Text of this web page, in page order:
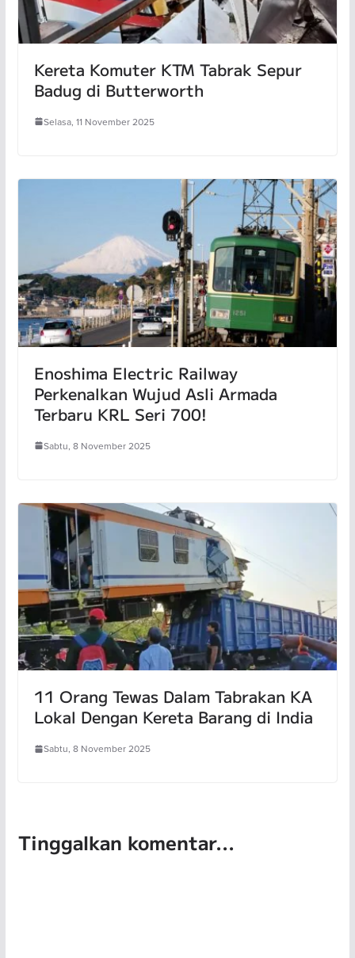
Kereta Komuter KTM Tabrak Sepur
Badug di Butterworth
Selasa, 11 November 2025
Enoshima Electric Railway
Perkenalkan Wujud Asli Armada
Terbaru KRL Seri 700!
Sabtu, 8 November 2025
11 Orang Tewas Dalam Tabrakan KA
Lokal Dengan Kereta Barang di India
Sabtu, 8 November 2025
Tinggalkan komentar...